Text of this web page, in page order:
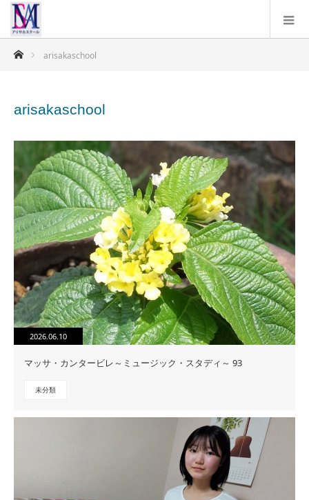
ホームarisakaschool
arisakaschool
2026.06.10
マッサ・カンタービレ～ミュージック・スタディ～ 93
未分類